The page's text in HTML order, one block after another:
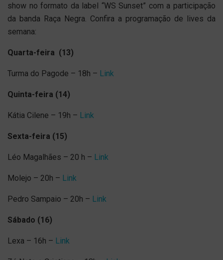
show no formato da label “WS Sunset” com a participação
da banda Raça Negra. Confira a programação de lives da
semana:
Quarta-feira (13)
Turma do Pagode – 18h – Link
Quinta-feira (14)
Kátia Cilene – 19h – Link
Sexta-feira (15)
Léo Magalhães – 20 h – Link
Molejo – 20h – Link
Pedro Sampaio – 20h – Link
Sábado (16)
Lexa – 16h – Link